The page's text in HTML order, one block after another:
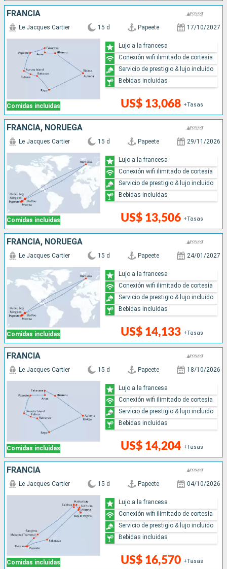
FRANCIA
Comidas incluidas
Le Jacques Cartier 15 d Papeete 17/10/2027
US$ 13,068 +Tasas
Lujo a la francesa
Conexión wifi ilimitado de cortesía
Servicio de prestigio & lujo incluido
Bebidas incluidas
FRANCIA, NORUEGA
Comidas incluidas
Le Jacques Cartier 15 d Papeete 29/11/2026
US$ 13,506 +Tasas
Lujo a la francesa
Conexión wifi ilimitado de cortesía
Servicio de prestigio & lujo incluido
Bebidas incluidas
FRANCIA, NORUEGA
Comidas incluidas
Le Jacques Cartier 15 d Papeete 24/01/2027
US$ 14,133 +Tasas
Lujo a la francesa
Conexión wifi ilimitado de cortesía
Servicio de prestigio & lujo incluido
Bebidas incluidas
FRANCIA
Comidas incluidas
Le Jacques Cartier 15 d Papeete 18/10/2026
US$ 14,204 +Tasas
Lujo a la francesa
Conexión wifi ilimitado de cortesía
Servicio de prestigio & lujo incluido
Bebidas incluidas
FRANCIA
Comidas incluidas
Le Jacques Cartier 15 d Papeete 04/10/2026
US$ 16,570 +Tasas
Lujo a la francesa
Conexión wifi ilimitado de cortesía
Servicio de prestigio & lujo incluido
Bebidas incluidas